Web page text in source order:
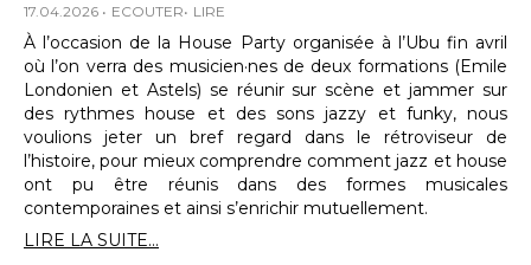
17.04.2026 ECOUTER LIRE
À l’occasion de la House Party organisée à l’Ubu fin avril
où l’on verra des musicien·nes de deux formations (Emile
Londonien et Astels) se réunir sur scène et jammer sur
des rythmes house et des sons jazzy et funky, nous
voulions jeter un bref regard dans le rétroviseur de
l’histoire, pour mieux comprendre comment jazz et house
ont pu être réunis dans des formes musicales
contemporaines et ainsi s’enrichir mutuellement.
LIRE LA SUITE...